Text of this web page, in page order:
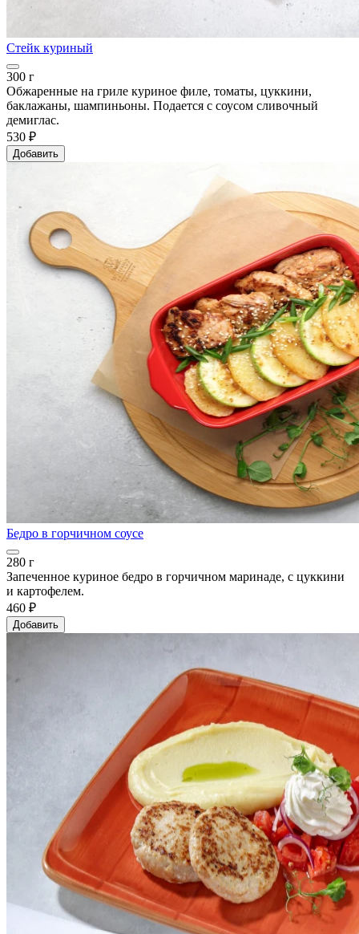
Стейк куриный
300 г
Обжаренные на гриле куриное филе, томаты, цуккини,
баклажаны, шампиньоны. Подается с соусом сливочный
демиглас.
530 ₽
Добавить
Бедро в горчичном соусе
280 г
Запеченное куриное бедро в горчичном маринаде, с цуккини
и картофелем.
460 ₽
Добавить